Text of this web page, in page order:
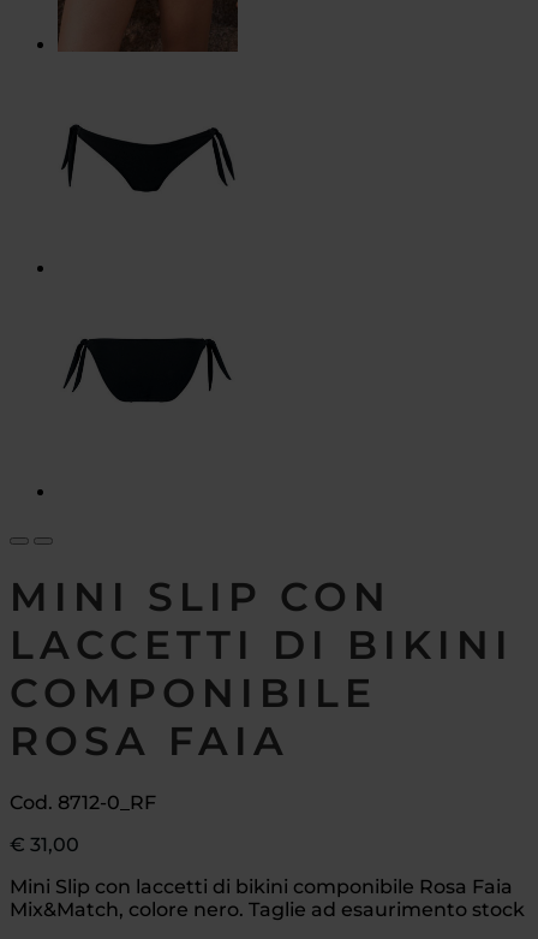
MINI SLIP CON
LACCETTI DI BIKINI
COMPONIBILE
ROSA FAIA
Cod. 8712-0_RF
€ 31,00
Mini Slip con laccetti di bikini componibile Rosa Faia
Mix&Match, colore nero. Taglie ad esaurimento stock